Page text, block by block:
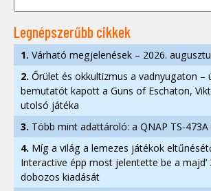
Legnépszerűbb cikkek
1. Várható megjelenések – 2026.
2. Őrület és okkultizmus a vadnyugaton –
bemutatót kapott a Guns of Eschaton,
utolsó játéka
3. Több mint adattároló: a QNAP TS-473A
4. Míg a világ a lemezes játékok
Interactive épp most jelentette be a majd’
dobozos kiadását